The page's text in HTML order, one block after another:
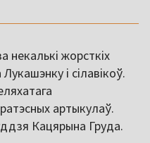
жорсткіх
і сілавікоў.
артыкулаў.
Кацярына Груда.